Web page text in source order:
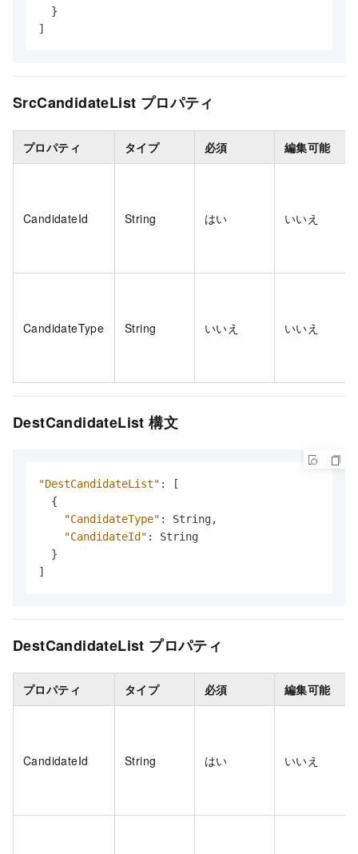
}
]
SrcCandidateList プロパティ
プロパティ タイプ 必須 編集可能
CandidateId String はい いいえ
CandidateType String いいえ いいえ
DestCandidateList 構文
"DestCandidateList" :
[
{
"CandidateType" : String,
"CandidateId" :
String
}
]
DestCandidateList プロパティ
プロパティ タイプ 必須 編集可能
CandidateId String はい いいえ